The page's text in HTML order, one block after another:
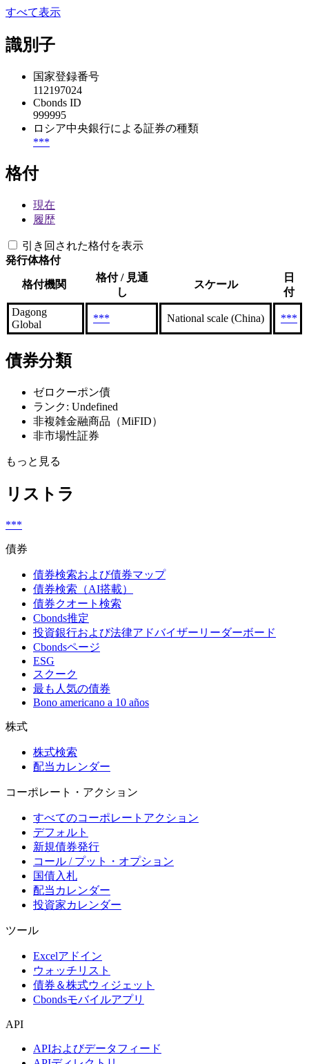
すべて表示
識別子
国家登録番号
112197024
Cbonds ID
999995
ロシア中央銀行による証券の種類
***
格付
現在
履歴
引き回された格付を表示
発行体格付
格付機関
格付 / 見通
し
スケール
日
付
Dagong
Global
*** National scale (China) ***
債券分類
ゼロクーポン債
ランク: Undefined
非複雑金融商品（MiFID）
非市場性証券
もっと見る
リストラ
***
債券
債券検索および債券マップ
債券検索（AI搭載）
債券クオート検索
Cbonds推定
投資銀行および法律アドバイザーリーダーボード
Cbondsページ
ESG
スクーク
最も人気の債券
Bono americano a 10 años
株式
株式検索
配当カレンダー
コーポレート・アクション
すべてのコーポレートアクション
デフォルト
新規債券発行
コール / プット・オプション
国債入札
配当カレンダー
投資家カレンダー
ツール
Excelアドイン
ウォッチリスト
債券＆株式ウィジェット
Cbondsモバイルアプリ
API
APIおよびデータフィード